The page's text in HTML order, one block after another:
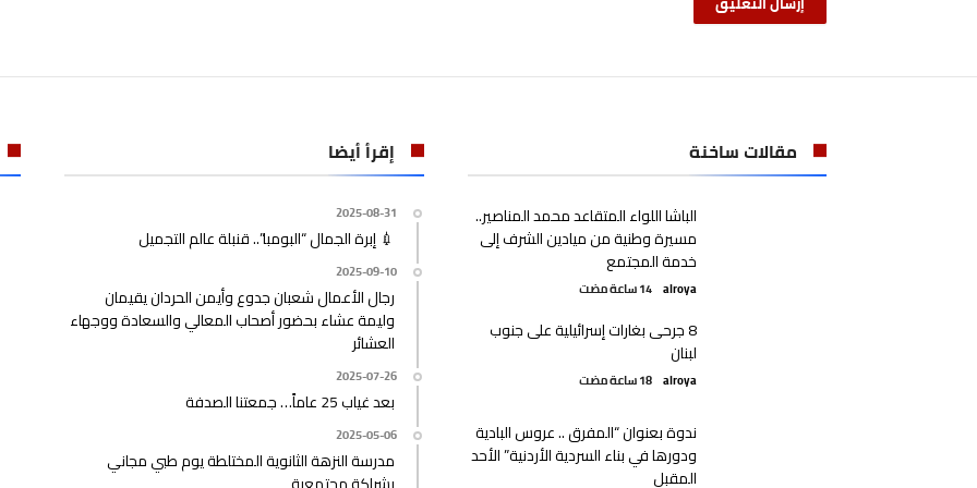
مقالات ساخنة
الباشا اللواء المتقاعد محمد المناصير..
مسيرة وطنية من ميادين الشرف إلى
خدمة المجتمع
alroya
8 جرحى بغارات إسرائيلية على جنوب
لبنان
alroya
ندوة بعنوان “المفرق .. عروس البادية
ودورها في بناء السردية الأردنية” الأحد
المقبل
إقرأ أيضا
2025-08-31
💉 إبرة الجمال “البومبا”.. قنبلة عالم التجميل
2025-09-10
رجال الأعمال شعبان جدوع وأيمن الحردان يقيمان
وليمة عشاء بحضور أصحاب المعالي والسعادة ووجهاء
العشائر
2025-07-26
بعد غياب 25 عاماً… جمعتنا الصدفة
2025-05-06
مدرسة النزهة الثانوية المختلطة يوم طبي مجاني